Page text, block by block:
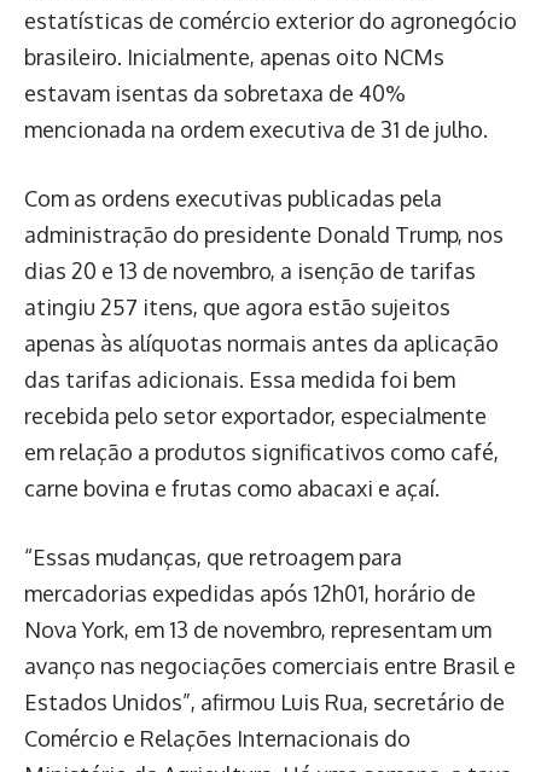
estatísticas de comércio exterior do agronegócio
brasileiro. Inicialmente, apenas oito NCMs
estavam isentas da sobretaxa de 40%
mencionada na ordem executiva de 31 de julho.
Com as ordens executivas publicadas pela
administração do presidente Donald Trump, nos
dias 20 e 13 de novembro, a isenção de tarifas
atingiu 257 itens, que agora estão sujeitos
apenas às alíquotas normais antes da aplicação
das tarifas adicionais. Essa medida foi bem
recebida pelo setor exportador, especialmente
em relação a produtos significativos como café,
carne bovina e frutas como abacaxi e açaí.
“Essas mudanças, que retroagem para
mercadorias expedidas após 12h01, horário de
Nova York, em 13 de novembro, representam um
avanço nas negociações comerciais entre Brasil e
Estados Unidos”, afirmou Luis Rua, secretário de
Comércio e Relações Internacionais do